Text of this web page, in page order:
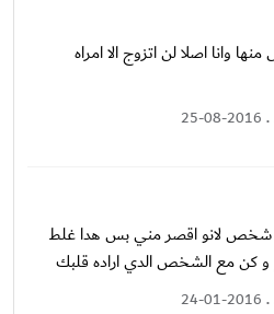
وانا اصلا لن اتزوج الا امراه
.
25-08-2016
شخص لانو اقصر مني بس هدا غلط
كن مع الشخص الدي اراده قلبك
.
24-01-2016